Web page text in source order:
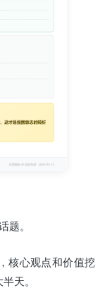
题。
核心观点和价值挖
天。